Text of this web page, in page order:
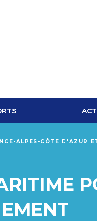
ALPES-CÔTE D'AZUR